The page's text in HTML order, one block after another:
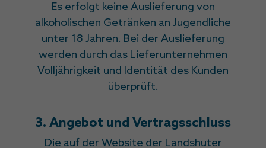
Es erfolgt keine Auslieferung von
alkoholischen Getränken an Jugendliche
unter 18 Jahren. Bei der Auslieferung
werden durch das Lieferunternehmen
Volljährigkeit und Identität des Kunden
überprüft.
3. Angebot und Vertragsschluss
Die auf der Website der Landshuter